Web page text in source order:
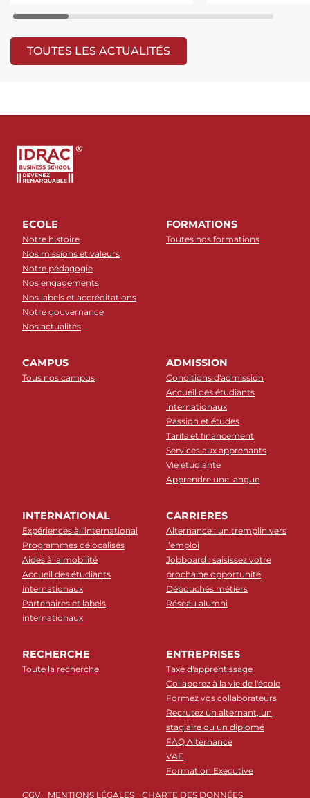
TOUTES LES ACTUALITÉS
ECOLE
Notre histoire
Nos missions et valeurs
Notre pédagogie
Nos engagements
Nos labels et accréditations
Notre gouvernance
Nos actualités
FORMATIONS
Toutes nos formations
CAMPUS
Tous nos campus
ADMISSION
Conditions d'admission
Accueil des étudiants
internationaux
Passion et études
Tarifs et financement
Services aux apprenants
Vie étudiante
Apprendre une langue
INTERNATIONAL
Expériences à l'international
Programmes délocalisés
Aides à la mobilité
Accueil des étudiants
internationaux
Partenaires et labels
internationaux
CARRIERES
Alternance : un tremplin vers
l’emploi
Jobboard : saisissez votre
prochaine opportunité
Débouchés métiers
Réseau alumni
RECHERCHE
Toute la recherche
ENTREPRISES
Taxe d'apprentissage
Collaborez à la vie de l'école
Formez vos collaborateurs
Recrutez un alternant, un
stagiaire ou un diplomé
FAQ Alternance
VAE
Formation Executive
CGV MENTIONS LÉGALES CHARTE DES DONNÉES